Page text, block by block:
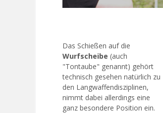
Das Schießen auf die
Wurfscheibe (auch
"Tontaube" genannt) gehört
technisch gesehen natürlich zu
den Langwaffendisziplinen,
nimmt dabei allerdings eine
ganz besondere Position ein.